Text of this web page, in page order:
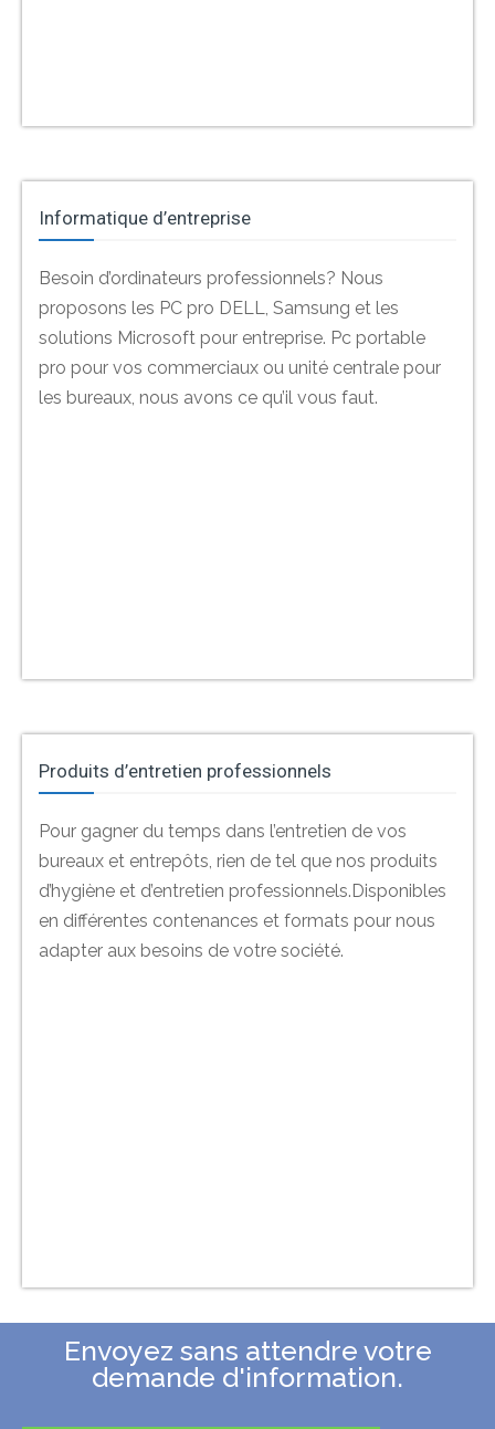
Informatique d’entreprise
Besoin d’ordinateurs professionnels? Nous
proposons les PC pro DELL, Samsung et les
solutions Microsoft pour entreprise. Pc portable
pro pour vos commerciaux ou unité centrale pour
les bureaux, nous avons ce qu’il vous faut.
Produits d’entretien professionnels
Pour gagner du temps dans l’entretien de vos
bureaux et entrepôts, rien de tel que nos produits
d’hygiène et d’entretien professionnels.Disponibles
en différentes contenances et formats pour nous
adapter aux besoins de votre société.
Envoyez sans attendre votre
demande d'information.